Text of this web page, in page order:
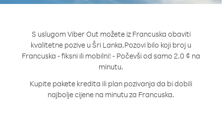
S uslugom Viber Out možete iz Francuska obaviti
kvalitetne pozive u Šri Lanka.Pozovi bilo koji broj u
Francuska - fiksni ili mobilni! - Počevši od samo 2.0 ¢ na
minutu.
Kupite pakete kredita ili plan pozivanja da bi dobili
najbolje cijene na minutu za Francuska.